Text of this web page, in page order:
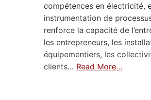
compétences en électricité,
instrumentation de
renforce la capacité de
les entrepreneurs, les
équipementiers, les
clients… Read More…